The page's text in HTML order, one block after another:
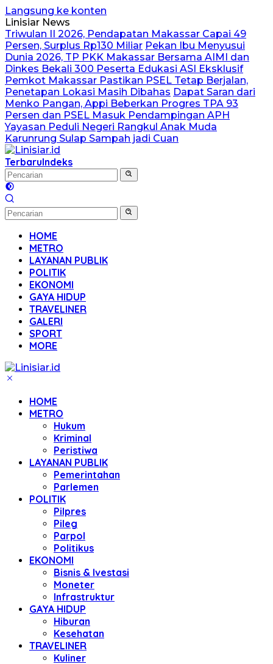
Langsung ke konten
Linisiar News
Triwulan II 2026, Pendapatan Makassar Capai 49
Persen, Surplus Rp130 Miliar Pekan Ibu Menyusui
Dunia 2026, TP PKK Makassar Bersama AIMI dan
Dinkes Bekali 300 Peserta Edukasi ASI Eksklusif
Pemkot Makassar Pastikan PSEL Tetap Berjalan,
Penetapan Lokasi Masih Dibahas Dapat Saran dari
Menko Pangan, Appi Beberkan Progres TPA 93
Persen dan PSEL Masuk Pendampingan APH
Yayasan Peduli Negeri Rangkul Anak Muda
Karunrung Sulap Sampah jadi Cuan
TerbaruIndeks
HOME
METRO
LAYANAN PUBLIK
POLITIK
EKONOMI
GAYA HIDUP
TRAVELINER
GALERI
SPORT
MORE
HOME
METRO
Hukum
Kriminal
Peristiwa
LAYANAN PUBLIK
Pemerintahan
Parlemen
POLITIK
Pilpres
Pileg
Parpol
Politikus
EKONOMI
Bisnis & Ivestasi
Moneter
Infrastruktur
GAYA HIDUP
Hiburan
Kesehatan
TRAVELINER
Kuliner